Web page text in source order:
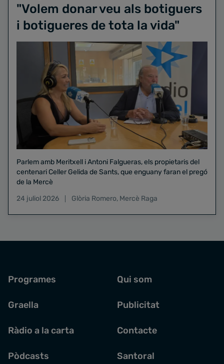
"Volem donar veu als botiguers
i botigueres de tota la vida"
Parlem amb Meritxell i Antoni Falgueras, els propietaris del
centenari Celler Gelida de Sants, que enguany faran el pregó
de la Mercè
24 juliol 2026
Glòria Romero, Mercè Raga
Programes
Graella
Ràdio a la carta
Pòdcasts
Qui som
Publicitat
Contacte
Santoral